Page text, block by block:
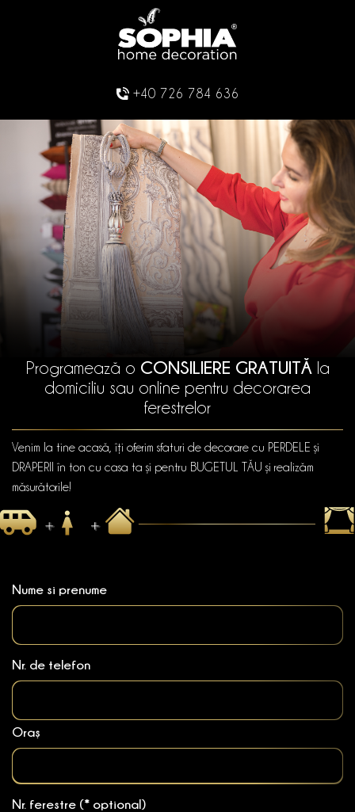
+40 726 784 636
Programează o CONSILIERE GRATUITĂ la
domiciliu sau online pentru decorarea
ferestrelor
Venim la tine acasă, îți oferim sfaturi de decorare cu PERDELE și
DRAPERII în ton cu casa ta și pentru BUGETUL TĂU și realizăm
măsurătorile!
Nume si prenume
Nr. de telefon
Oraș
Nr. ferestre (* optional)